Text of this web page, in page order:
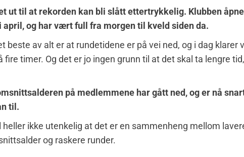
ut til at rekorden kan bli slått ettertrykkelig. Klubben
april, og har vært full fra morgen til kveld siden da.
beste av alt er at rundetidene er på vei ned, og i dag klarer
fire timer. Og det er jo ingen grunn til at det skal ta lengre
på medlemmene har gått ned, og er nå
til.
heller ikke utenkelig at det er en sammenheng mellom
og raskere runder.